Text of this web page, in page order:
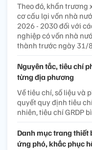
Theo đó, khẩn trương
cơ cấu lại vốn nhà
2026 - 2030 đối với
nghiệp có vốn nhà
thành trước ngày 31/
Nguyên tắc, tiêu chí
từng địa phương
Về tiêu chí, số liệu và
quyết quy định tiêu
nhiên, tiêu chí GRDP
Danh mục trang thiết
ứng phó, khắc phục